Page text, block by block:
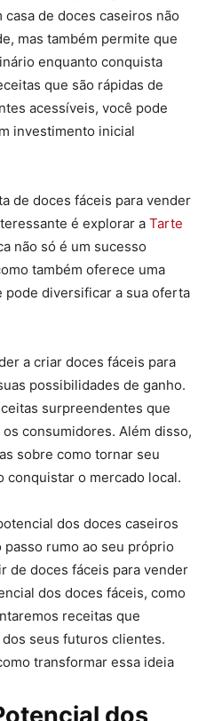
de doces caseiros não
mas também permite que
enquanto conquista
que são rápidas de
acessíveis, você pode
investimento inicial
de doces fáceis para vender
é explorar a Tarte
não só é um sucesso
também oferece uma
pode diversificar a sua oferta
a criar doces fáceis para
possibilidades de ganho.
surpreendentes que
consumidores. Além disso,
sobre como tornar seu
conquistar o mercado local.
dos doces caseiros
rumo ao seu próprio
de doces fáceis para vender
dos doces fáceis, como
receitas que
seus futuros clientes.
transformar essa ideia